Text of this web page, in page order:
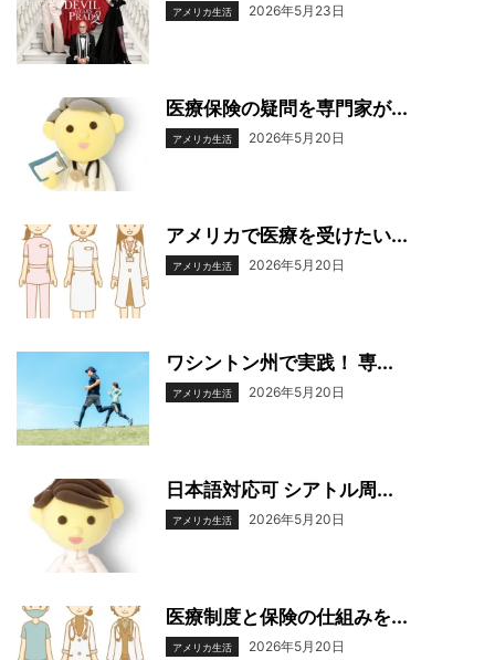
アメリカ生活 2026年5月23日
医療保険の疑問を専門家が...
アメリカ生活 2026年5月20日
アメリカで医療を受けたい...
アメリカ生活 2026年5月20日
ワシントン州で実践！ 専...
アメリカ生活 2026年5月20日
日本語対応可 シアトル周...
アメリカ生活 2026年5月20日
医療制度と保険の仕組みを...
アメリカ生活 2026年5月20日